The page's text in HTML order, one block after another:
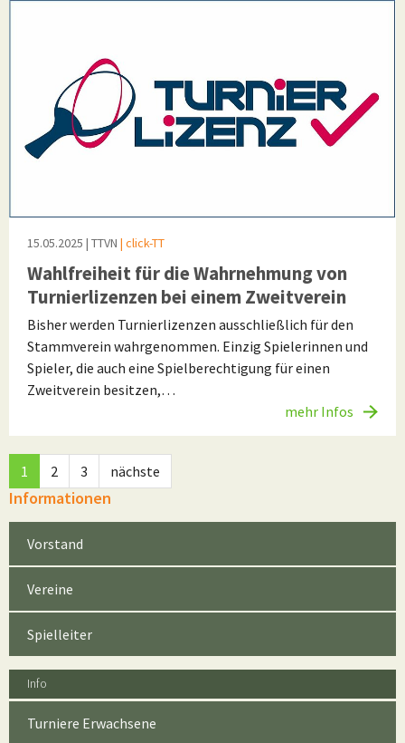
15.05.2025 | TTVN | click-TT
Wahlfreiheit für die Wahrnehmung von
Turnierlizenzen bei einem Zweitverein
Bisher werden Turnierlizenzen ausschließlich für den
Stammverein wahrgenommen. Einzig Spielerinnen und
Spieler, die auch eine Spielberechtigung für einen
Zweitverein besitzen,…
mehr Infos
1 2 3 nächste
Informationen
Vorstand
Vereine
Spielleiter
Info
Turniere Erwachsene